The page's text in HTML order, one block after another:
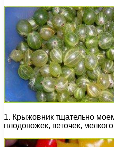
1. Крыжовник тщательно
плодоножек, веточек,